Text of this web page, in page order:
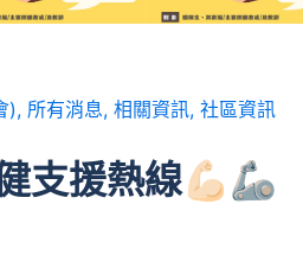
), 所有消息, 相關資訊, 社區資訊
健支援熱線💪🏻🦾